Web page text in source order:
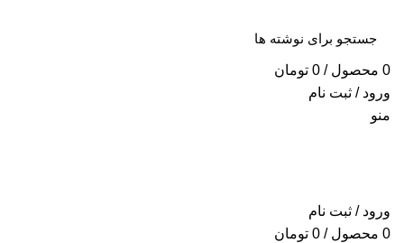
0 محصول /
0 تومان
ورود / ثبت نام
منو
ورود / ثبت نام
0 محصول /
0 تومان